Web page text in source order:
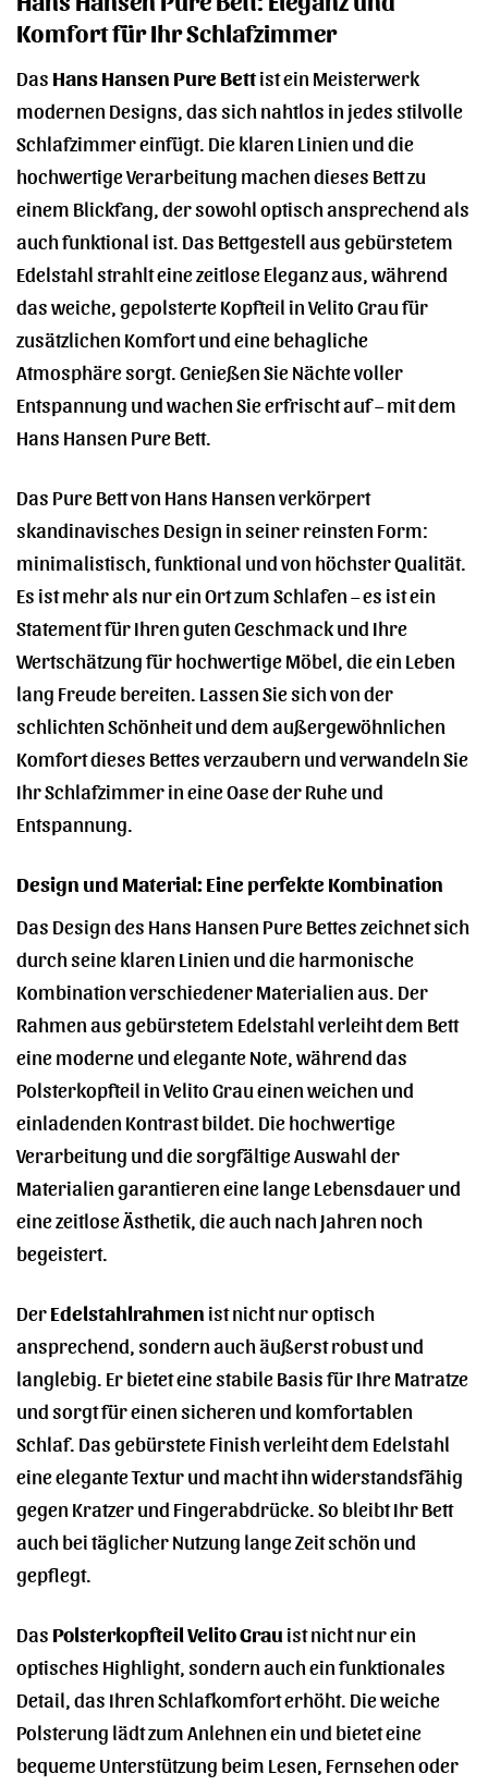
Komfort für Ihr Schlafzimmer
Das Hans Hansen Pure Bettist ein Meisterwerk
modernen Designs, das sich nahtlos in jedes stilvolle
Schlafzimmer einfügt. Die klaren Linien und die
hochwertige Verarbeitung machen dieses Bett zu
einem Blickfang, der sowohl optisch ansprechend als
auch funktional ist. Das Bettgestell aus gebürstetem
Edelstahl strahlt eine zeitlose Eleganz aus, während
das weiche, gepolsterte Kopfteil in Velito Grau für
zusätzlichen Komfort und eine behagliche
Atmosphäre sorgt. Genießen Sie Nächte voller
Entspannung und wachen Sie erfrischt auf – mit dem
Hans Hansen Pure Bett.
Das Pure Bett von Hans Hansen verkörpert
skandinavisches Design in seiner reinsten Form:
minimalistisch, funktional und von höchster Qualität.
Es ist mehr als nur ein Ort zum Schlafen – es ist ein
Statement für Ihren guten Geschmack und Ihre
Wertschätzung für hochwertige Möbel, die ein Leben
lang Freude bereiten. Lassen Sie sich von der
schlichten Schönheit und dem außergewöhnlichen
Komfort dieses Bettes verzaubern und verwandeln Sie
Ihr Schlafzimmer in eine Oase der Ruhe und
Entspannung.
Design und Material: Eine perfekte Kombination
Das Design des Hans Hansen Pure Bettes zeichnet sich
durch seine klaren Linien und die harmonische
Kombination verschiedener Materialien aus. Der
Rahmen aus gebürstetem Edelstahl verleiht dem Bett
eine moderne und elegante Note, während das
Polsterkopfteil in Velito Grau einen weichen und
einladenden Kontrast bildet. Die hochwertige
Verarbeitung und die sorgfältige Auswahl der
Materialien garantieren eine lange Lebensdauer und
eine zeitlose Ästhetik, die auch nach Jahren noch
begeistert.
DerEdelstahlrahmen ist nicht nur optisch
ansprechend, sondern auch äußerst robust und
langlebig. Er bietet eine stabile Basis für Ihre Matratze
und sorgt für einen sicheren und komfortablen
Schlaf. Das gebürstete Finish verleiht dem Edelstahl
eine elegante Textur und macht ihn widerstandsfähig
gegen Kratzer und Fingerabdrücke. So bleibt Ihr Bett
auch bei täglicher Nutzung lange Zeit schön und
gepflegt.
Das Polsterkopfteil Velito Grau ist nicht nur ein
optisches Highlight, sondern auch ein funktionales
Detail, das Ihren Schlafkomfort erhöht. Die weiche
Polsterung lädt zum Anlehnen ein und bietet eine
bequeme Unterstützung beim Lesen, Fernsehen oder